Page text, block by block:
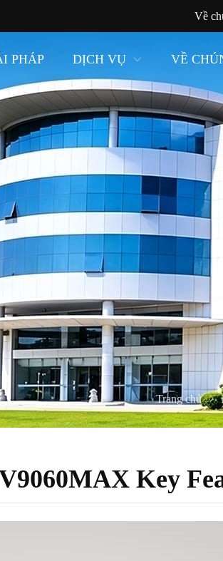
Về
PHÁP DỊCH VỤ VỀ
Trang chủ
Key